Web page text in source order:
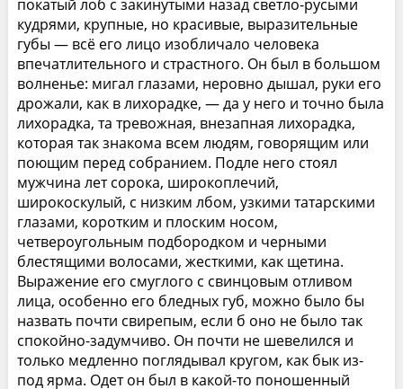
покатый лоб с закинутыми назад светло-русыми
кудрями, крупные, но красивые, выразительные
губы — всё его лицо изобличало человека
впечатлительного и страстного. Он был в большом
волненье: мигал глазами, неровно дышал, руки его
дрожали, как в лихорадке, — да у него и точно была
лихорадка, та тревожная, внезапная лихорадка,
которая так знакома всем людям, говорящим или
поющим перед собранием. Подле него стоял
мужчина лет сорока, широкоплечий,
широкоскулый, с низким лбом, узкими татарскими
глазами, коротким и плоским носом,
четвероугольным подбородком и черными
блестящими волосами, жесткими, как щетина.
Выражение его смуглого с свинцовым отливом
лица, особенно его бледных губ, можно было бы
назвать почти свирепым, если б оно не было так
спокойно-задумчиво. Он почти не шевелился и
только медленно поглядывал кругом, как бык из-
под ярма. Одет он был в какой-то поношенный